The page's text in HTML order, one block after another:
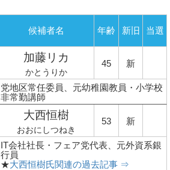
候補者名 年齢 新旧 当選
加藤リカ
かとうりか
45 新
党地区常任委員、元幼稚園教員・小学校
非常勤講師
大西恒樹
おおにしつねき
53 新
IT会社社長・フェア党代表、元外資系銀
行員
★大西恒樹氏関連の過去記事 ⇒